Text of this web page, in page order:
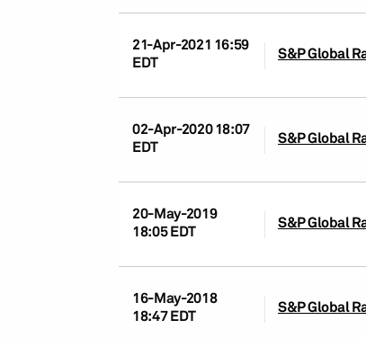
21-Apr-2021 16:59
EDT
S&P Global
02-Apr-2020 18:07
EDT
S&P Global
20-May-2019
18:05 EDT
S&P Global
16-May-2018
18:47 EDT
S&P Global